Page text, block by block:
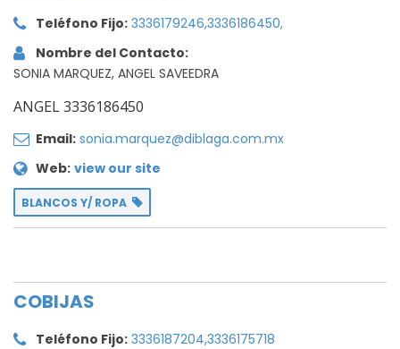
Teléfono Fijo: 3336179246,3336186450,
Nombre del Contacto:
SONIA MARQUEZ, ANGEL SAVEEDRA
ANGEL 3336186450
Email: sonia.marquez@diblaga.com.mx
Web: view our site
BLANCOS Y/ ROPA
COBIJAS
Teléfono Fijo: 3336187204,3336175718